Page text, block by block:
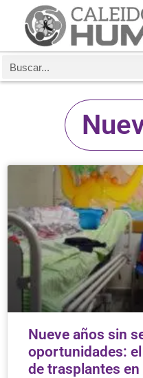
Nueve años sin
oportunidades:
de trasplantes en